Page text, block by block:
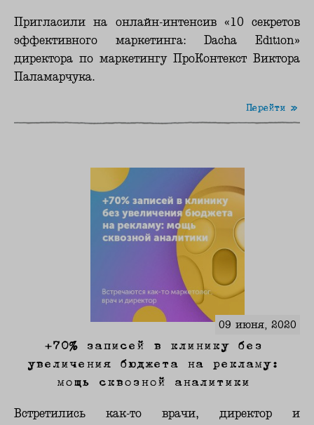
Пригласили на онлайн-интенсив «10 секретов
эффективного маркетинга: Dacha Edition»
директора по маркетингу ПроКонтекст Виктора
Паламарчука.
Перейти »
09 июня, 2020
+70% записей в клинику без
увеличения бюджета на рекламу:
мощь сквозной аналитики
Встретились как-то врачи, директор и